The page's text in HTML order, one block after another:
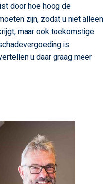
door hoe hoog de
zijn, zodat u niet alleen
maar ook toekomstige
is
u daar graag meer